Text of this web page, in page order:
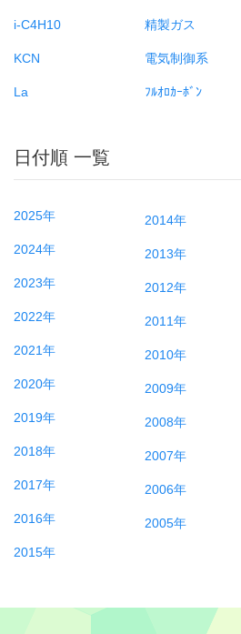
i-C4H10
KCN
La
精製ガス
電気制御系
ﾌﾙｵﾛｶｰﾎﾞﾝ
日付順 一覧
2025年
2024年
2023年
2022年
2021年
2020年
2019年
2018年
2017年
2016年
2015年
2014年
2013年
2012年
2011年
2010年
2009年
2008年
2007年
2006年
2005年